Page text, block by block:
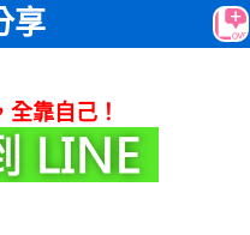
享
全靠自己！